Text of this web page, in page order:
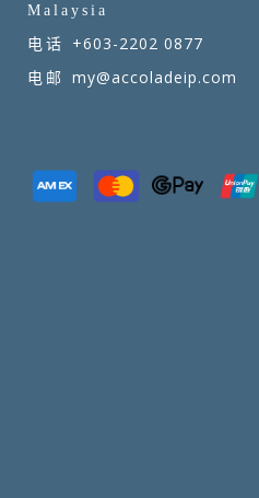
Malaysia
电话 +603-2202 0877
电邮 my@accoladeip.com